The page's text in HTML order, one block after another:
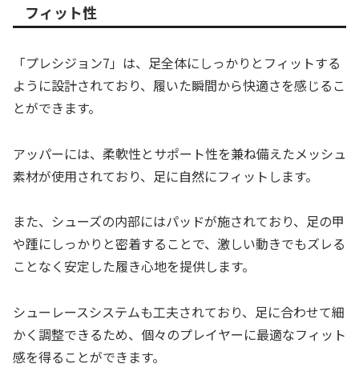
フィット性
「プレシジョン7」は、足全体にしっかりとフィットする
ように設計されており、履いた瞬間から快適さを感じるこ
とができます。
アッパーには、柔軟性とサポート性を兼ね備えたメッシュ
素材が使用されており、足に自然にフィットします。
また、シューズの内部にはパッドが施されており、足の甲
や踵にしっかりと密着することで、激しい動きでもズレる
ことなく安定した履き心地を提供します。
シューレースシステムも工夫されており、足に合わせて細
かく調整できるため、個々のプレイヤーに最適なフィット
感を得ることができます。